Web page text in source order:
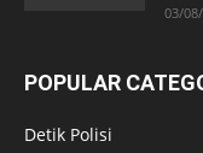
03/
POPULAR
Detik Polisi